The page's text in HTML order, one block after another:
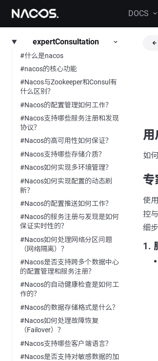
DOCS
expertConsultation
#什么是nacos
#nacos的核心功能
#Nacos与Zookeeper和Consul有
什么区别？
#Nacos的配置管理如何工作？
#Nacos支持哪些服务注册和发现
协议？
#Nacos的高可用性如何保证？
#Nacos支持哪些存储介质？
#Nacos如何实现多环境管理？
#Nacos如何实现配置的动态刷
新？
#Nacos的配置推送如何工作？
#Nacos的服务注册与发现是如何
保证实时性的？
#Nacos如何处理网络分区问题
（网络隔离）？
#Nacos是否支持跨多个数据中心
的配置管理和服务注册？
#Nacos的自动健康检查是如何工
作的？
#Nacos的数据存储格式是什么？
#Nacos如何处理故障恢复
（Failover）？
#Nacos支持哪些客户端语言？
#Nacos是否支持对敏感数据的加
用
如
专
使
控
细
1.